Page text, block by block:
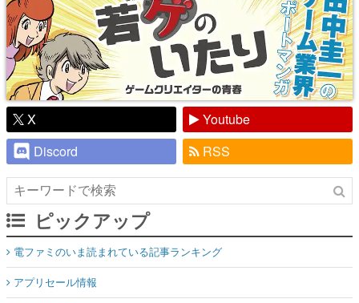
X
Youtube
Discord
RSS
ピックアップ
電ファミのいま読まれている記事ランキング
アプリセール情報